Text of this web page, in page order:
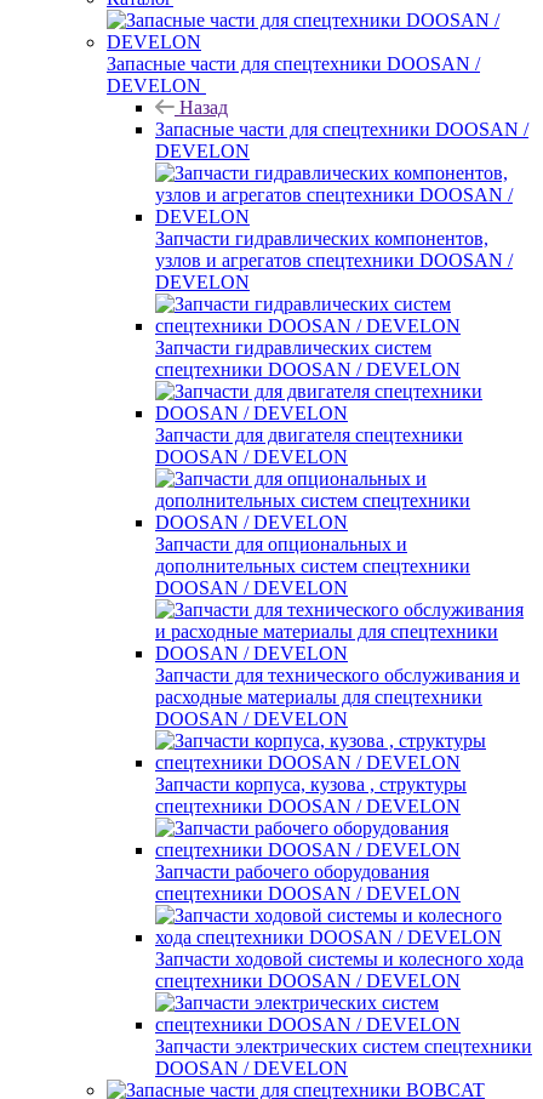
Запасные части для спецтехники DOOSAN /
DEVELON
Назад
Запасные части для спецтехники DOOSAN /
DEVELON
Запчасти гидравлических компонентов,
узлов и агрегатов спецтехники DOOSAN /
DEVELON
Запчасти гидравлических систем
спецтехники DOOSAN / DEVELON
Запчасти для двигателя спецтехники
DOOSAN / DEVELON
Запчасти для опциональных и
дополнительных систем спецтехники
DOOSAN / DEVELON
Запчасти для технического обслуживания и
расходные материалы для спецтехники
DOOSAN / DEVELON
Запчасти корпуса, кузова , структуры
спецтехники DOOSAN / DEVELON
Запчасти рабочего оборудования
спецтехники DOOSAN / DEVELON
Запчасти ходовой системы и колесного хода
спецтехники DOOSAN / DEVELON
Запчасти электрических систем спецтехники
DOOSAN / DEVELON